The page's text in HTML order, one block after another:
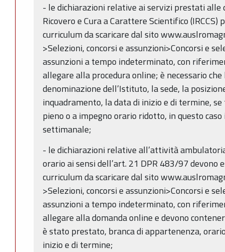
- le dichiarazioni relative ai servizi prestati
Ricovero e Cura a Carattere Scientifico
curriculum da scaricare dal sito
>Selezioni, concorsi e assunzioni>Concorsi e
assunzioni a tempo indeterminato, con
allegare alla procedura online; è necessario
denominazione dell’Istituto, la sede, la
inquadramento, la data di inizio e di termine,
pieno o a impegno orario ridotto, in questo
settimanale;
- le dichiarazioni relative all’attività
orario ai sensi dell’art. 21 DPR 483/97 devono
curriculum da scaricare dal sito
>Selezioni, concorsi e assunzioni>Concorsi e
assunzioni a tempo indeterminato, con
allegare alla domanda online e devono
è stato prestato, branca di appartenenza,
inizio e di termine;